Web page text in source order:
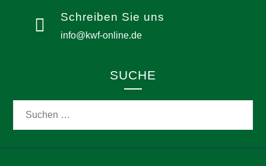
Schreiben Sie uns
info@kwf-online.de
SUCHE